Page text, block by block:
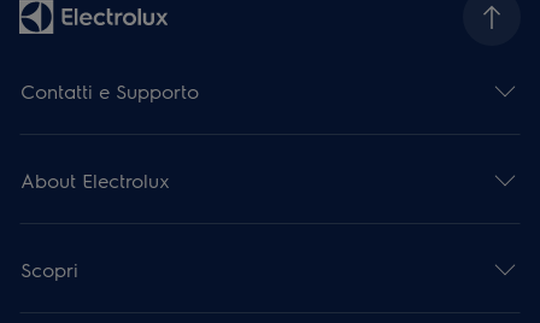
Contatti e Supporto
About Electrolux
Scopri